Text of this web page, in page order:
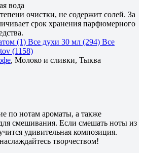
вода
очистки, не содержит солей. За
срок хранения парфюмерного
(1) Все духи 30 мл (294) Все
(1158)
, Молоко и сливки, Тыква
по нотам ароматы, а также
смешивания. Если смешать ноты из
удивительная композиция.
творчеством!